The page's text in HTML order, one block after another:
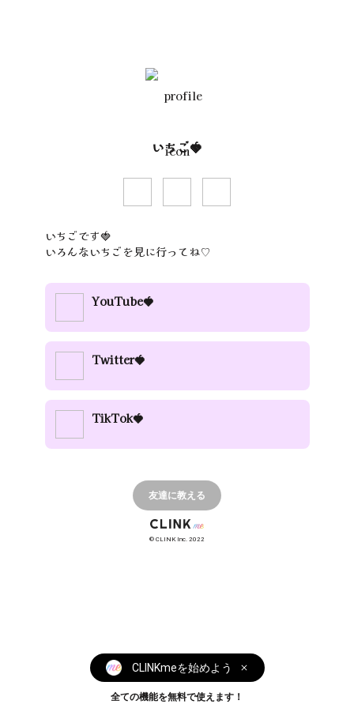
いちご🍓
いちごです🍓
いろんないちごを見に行ってね♡
YouTube🍓
Twitter🍓
TikTok🍓
友達に教える
© CLINK Inc. 2022
CLINKmeを始めよう
全ての機能を無料で使えます！